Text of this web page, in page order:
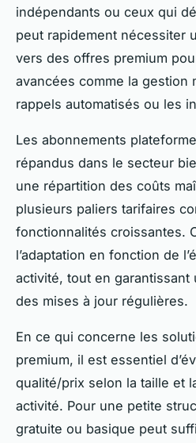
indépendants ou ceux qui
peut rapidement nécessiter
vers des offres premium
avancées comme la gestion
rappels automatisés ou les
Les abonnements
répandus dans le secteur
une répartition des coûts
plusieurs paliers tarifaires
fonctionnalités croissantes.
l’adaptation en fonction de
activité, tout en garantissant
des mises à jour régulières.
En ce qui concerne les
premium, il est essentiel
qualité/prix selon la taille et
activité. Pour une petite
gratuite ou basique peut